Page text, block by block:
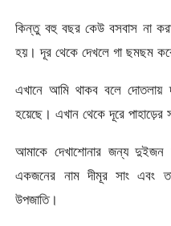
কিন্তু বহু বছর কেউ বসবাস না
হয়। দূর থেকে দেখলে গা ছমছম
এখানে আমি থাকব বলে দোতলায়
হয়েছে। এখান থেকে দূরে পাহাড়ের
আমাকে দেখাশোনার জন্য দুইজন
একজনের নাম দীমূর সাং এবং
উপজাতি।